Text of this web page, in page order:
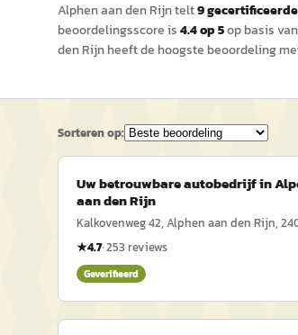
Alphen aan den Rijntelt9gecertificeerde
beoordelingsscore is4.4op 5op basis van
den Rijnheeft de hoogste beoordeling
Sorteren op:
Uw betrouwbare autobedrijf in
aan den Rijn
Kalkovenweg 42, Alphen aan den Rijn,
★4.7·253 reviews
Geverifieerd